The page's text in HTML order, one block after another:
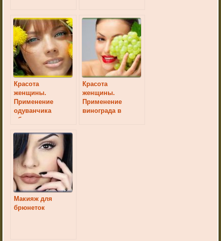
Красота
женщины.
Применение
одуванчика
обыкновенного в
целях
Красота
женщины.
Применение
винограда в
Макияж для
брюнеток